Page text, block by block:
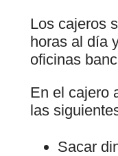
Los cajeros
horas al día
oficinas
En el cajero
las
Sacar